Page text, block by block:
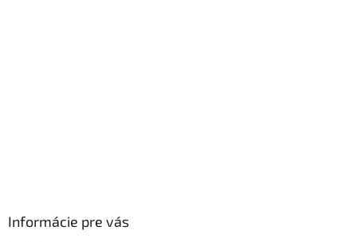
Informácie pre vás